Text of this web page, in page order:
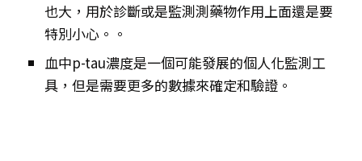
也大，用於診斷或是監測測藥物作用上面還是要
特別小心。。
血中p-tau濃度是一個可能發展的個人化監測工
具，但是需要更多的數據來確定和驗證。